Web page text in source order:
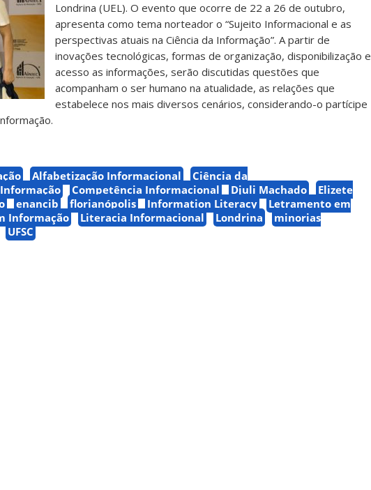
Londrina (UEL). O evento que ocorre de 22 a 26 de outubro,
apresenta como tema norteador o “Sujeito Informacional e as
perspectivas atuais na Ciência da Informação”. A partir de
inovações tecnológicas, formas de organização, disponibilização e
acesso as informações, serão discutidas questões que
acompanham o ser humano na atualidade, as relações que
estabelece nos mais diversos cenários, considerando-o partícipe
Alfabetização Informacional
Ciência da
Competência Informacional Djuli Machado
Elizete
enancib florianópolis Information Literacy
Letramento em
Informação Literacia Informacional Londrina
minorias
UFSC